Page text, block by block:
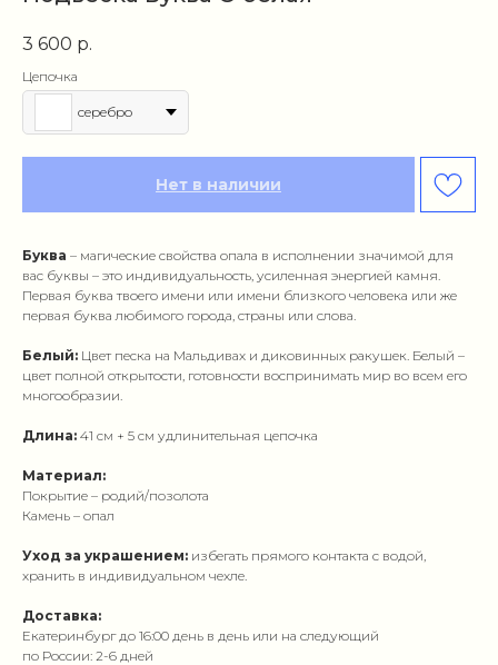
3 600 р.
Цепочка
серебро
Нет в наличии
Буква – магические свойства опала в исполнении значимой для
вас буквы – это индивидуальность, усиленная энергией камня.
Первая буква твоего имени или имени близкого человека или же
первая буква любимого города, страны или слова.
Белый: Цвет песка на Мальдивах и диковинных ракушек. Белый –
цвет полной открытости, готовности воспринимать мир во всем его
многообразии.
Длина: 41 см + 5 см удлинительная цепочка
Материал:
Покрытие – родий/позолота
Камень – опал
Уход за украшением: избегать прямого контакта с водой,
хранить в индивидуальном чехле.
Доставка:
Екатеринбург до 16:00 день в день или на следующий
по России: 2-6 дней